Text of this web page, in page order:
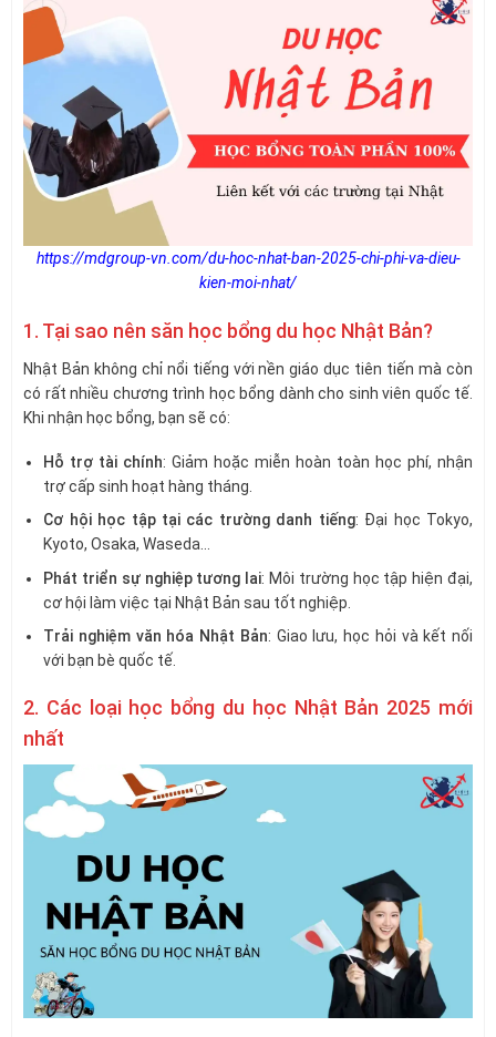
https://mdgroup-vn.com/du-hoc-nhat-ban-2025-chi-phi-va-dieu-
kien-moi-nhat/
1. Tại sao nên săn học bổng du học Nhật Bản?
Nhật Bản không chỉ nổi tiếng với nền giáo dục tiên tiến mà còn
có rất nhiều chương trình học bổng dành cho sinh viên quốc tế.
Khi nhận học bổng, bạn sẽ có:
Hỗ trợ tài chính: Giảm hoặc miễn hoàn toàn học phí, nhận
trợ cấp sinh hoạt hàng tháng.
Cơ hội học tập tại các trường danh tiếng: Đại học Tokyo,
Kyoto, Osaka, Waseda…
Phát triển sự nghiệp tương lai: Môi trường học tập hiện đại,
cơ hội làm việc tại Nhật Bản sau tốt nghiệp.
Trải nghiệm văn hóa Nhật Bản: Giao lưu, học hỏi và kết nối
với bạn bè quốc tế.
2. Các loại học bổng du học Nhật Bản 2025 mới
nhất